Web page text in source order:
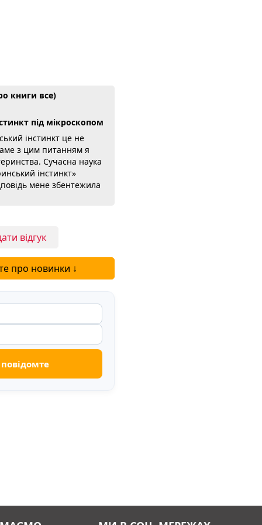
книги все)
під мікроскопом
інстинкт це не
з цим питанням я
Сучасна наука
інстинкт»
мене збентежила
паралельно йдуть
і складні речі
Окремо ціную,
відгук
про новинки ↓